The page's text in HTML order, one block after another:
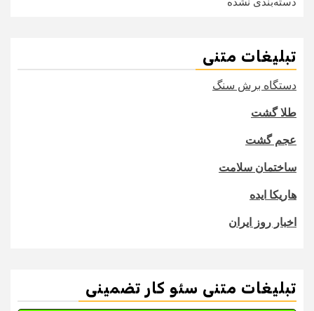
تبلیغات متنی
دستگاه برش سنگ
طلا گشت
عجم گشت
ساختمان سلامت
هاریکا ایده
اخبار روز ایران
تبلیغات متنی سئو کار تضمینی